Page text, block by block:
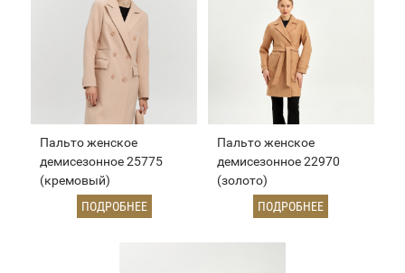
Пальто женское
демисезонное 25775
(кремовый)
ПОДРОБНЕЕ
Пальто женское
демисезонное 22970
(золото)
ПОДРОБНЕЕ